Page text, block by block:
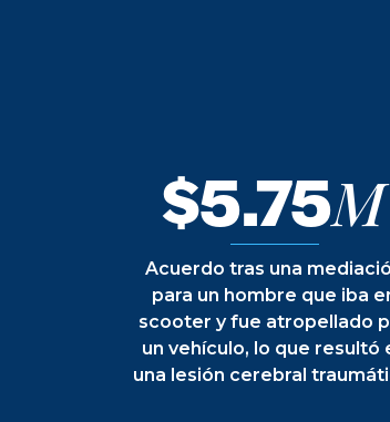
$5.75M
Acuerdo tras una
para un hombre que iba
scooter y fue atropellado
un vehículo, lo que resultó
una lesión cerebral